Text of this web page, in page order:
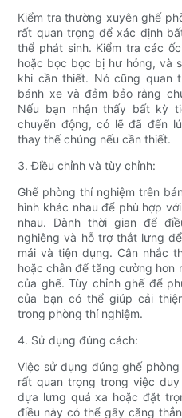
Kiểm tra thường xuyên ghế
rất quan trọng để xác định
thể phát sinh. Kiểm tra các
hoặc bọc bọc bị hư hỏng, và
khi cần thiết. Nó cũng quan
bánh xe và đảm bảo rằng
Nếu bạn nhận thấy bất kỳ
chuyển động, có lẽ đã đến
thay thế chúng nếu cần thiết.
3. Điều chỉnh và tùy chỉnh:
Ghế phòng thí nghiệm trên
hình khác nhau để phù hợp
nhau. Dành thời gian để
nghiêng và hỗ trợ thắt lưng
mái và tiện dụng. Cân nhắc
hoặc chân để tăng cường hơn
của ghế. Tùy chỉnh ghế để
của bạn có thể giúp cải
trong phòng thí nghiệm.
4. Sử dụng đúng cách:
Việc sử dụng đúng ghế phòng
rất quan trọng trong việc
dựa lưng quá xa hoặc đặt
điều này có thể gây căng